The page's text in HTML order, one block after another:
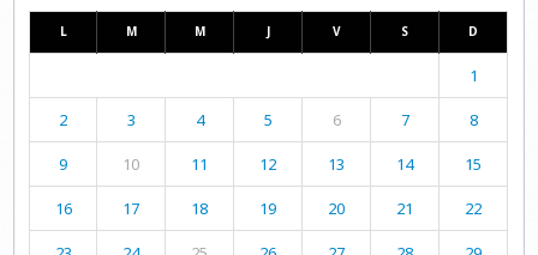
L M M J V S D
1
2 3 4 5 6 7 8
9 10 11 12 13 14 15
16 17 18 19 20 21 22